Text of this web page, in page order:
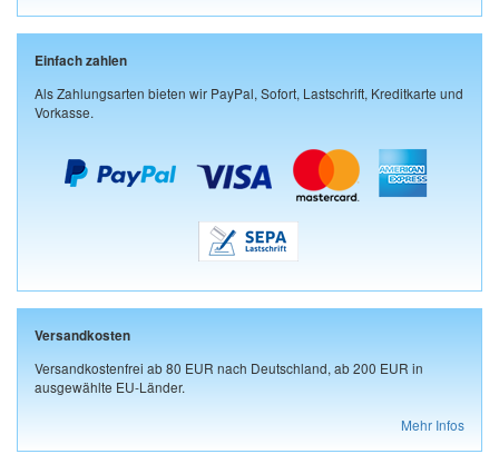
Einfach zahlen
Als Zahlungsarten bieten wir PayPal, Sofort, Lastschrift, Kreditkarte und
Vorkasse.
Versandkosten
Versandkostenfrei ab 80 EUR nach Deutschland, ab 200 EUR in
ausgewählte EU-Länder.
Mehr Infos